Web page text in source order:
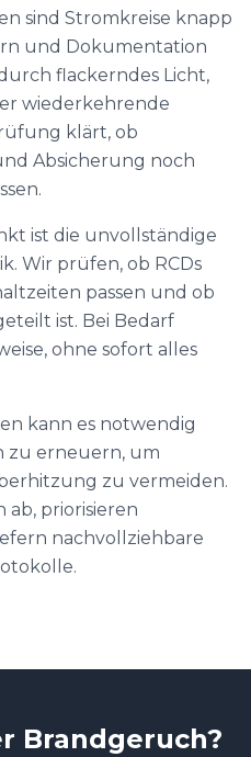
sind Stromkreise knapp
und Dokumentation
flackerndes Licht,
wiederkehrende
klärt, ob
Absicherung noch
ist die unvollständige
Wir prüfen, ob RCDs
passen und ob
ist. Bei Bedarf
ohne sofort alles
kann es notwendig
zu erneuern, um
zu vermeiden.
ab, priorisieren
nachvollziehbare
Brandgeruch?